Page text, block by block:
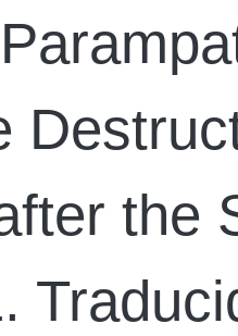
the